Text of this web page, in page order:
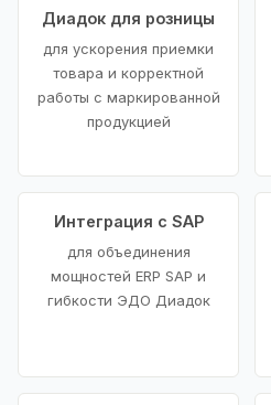
Диадок для розницы
для ускорения приемки
товара и корректной
работы с маркированной
продукцией
Интеграция с SAP
для объединения
мощностей ERP SAP и
гибкости ЭДО Диадок